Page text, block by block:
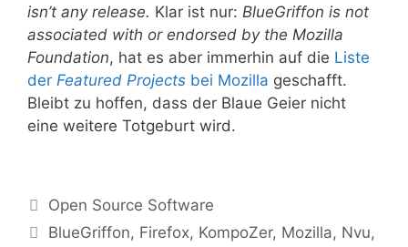
isn’t any release. Klar ist nur: BlueGriffon is not
associated with or endorsed by the Mozilla
Foundation, hat es aber immerhin auf die Liste
der Featured Projects bei Mozilla geschafft.
Bleibt zu hoffen, dass der Blaue Geier nicht
eine weitere Totgeburt wird.
Kategorien
Open Source Software
Tags
BlueGriffon, Firefox, KompoZer, Mozilla, Nvu,